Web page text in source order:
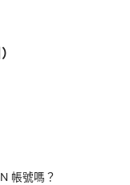
帳號嗎？